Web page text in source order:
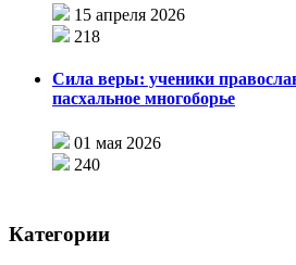
15 апреля 2026
218
Сила веры: ученики
пасхальное многоборье
01 мая 2026
240
Категории